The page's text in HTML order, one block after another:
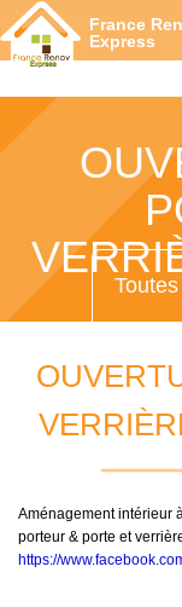
France
Express
Aménagement intérieur
porteur & porte et
https://